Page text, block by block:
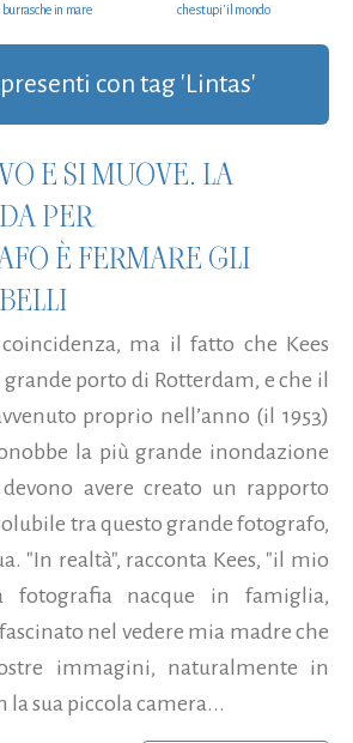
burrasche in mare
che stupi' il mondo
con tag 'Lintas'
E SI MUOVE. LA
PER
È FERMARE GLI
ma il fatto che Kees
porto di Rotterdam, e che il
proprio nell’anno (il 1953)
la più grande inondazione
avere creato un rapporto
tra questo grande fotografo,
"In realtà", racconta Kees, "il mio
fotografia nacque in famiglia,
nel vedere mia madre che
immagini, naturalmente in
la sua piccola camera...